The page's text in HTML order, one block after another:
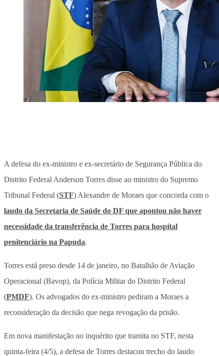
A defesa do ex-ministro e ex-secretário de Segurança Pública do
Distrito Federal Anderson Torres disse ao ministro do Supremo
Tribunal Federal (STF) Alexandre de Moraes que concorda com o
laudo da Secretaria de Saúde do DF que apontou não haver
necessidade da transferência de Torres para hospital
penitenciário na Papuda.
Torres está preso desde 14 de janeiro, no Batalhão de Aviação
Operacional (Bavop), da Polícia Militar do Distrito Federal
(PMDF). Os advogados do ex-ministro pediram a Moraes a
reconsideração da decisão que nega revogação da prisão.
Em nova manifestação no inquérito que tramita no STF, nesta
quinta-feira (4/5), a defesa de Torres destacou trecho do laudo